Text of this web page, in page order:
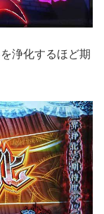
浄化するほど期